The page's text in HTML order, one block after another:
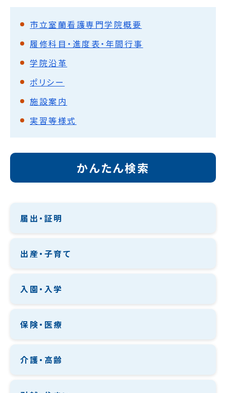
市立室蘭看護専門学院概要
履修科目・進度表・年間行事
学院沿革
ポリシー
施設案内
実習等様式
かんたん検索
届出・証明
出産・子育て
入園・入学
保険・医療
介護・高齢